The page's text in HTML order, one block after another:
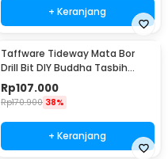
+ Keranjang
Taffware Tideway Mata Bor
Drill Bit DIY Buddha Tasbih
Beads 2mm 2 PCS 8mm
Rp107.000
Rp170.900 38%
+ Keranjang